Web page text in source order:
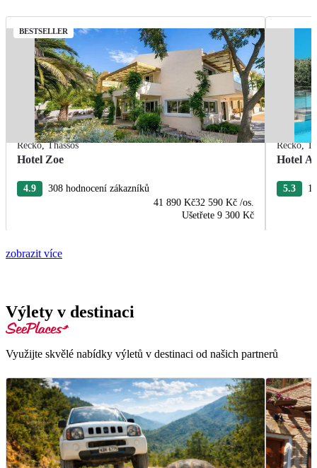
BESTSELLER
Řecko,Thassos
Hotel Zoe
4.9
308 hodnocení zákazníků
41 890 Kč32 590 Kč /os.
Ušetřete 9 300 Kč
Řecko,
Hotel
5.3
zobrazit více
Výlety v destinaci
Využijte skvělé nabídky výletů v destinaci od našich partnerů